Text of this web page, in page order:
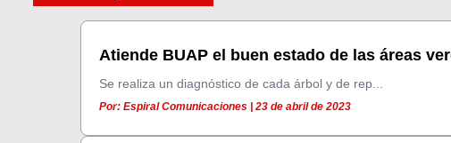
Atiende BUAP el buen estado de las áreas
Se realiza un diagnóstico de cada árbol y de rep...
Por: Espiral Comunicaciones | 23 de abril de 2023